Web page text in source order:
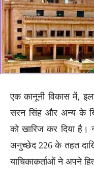
एक कानूनी विकास में,
सरन सिंह और अन्य के
को खारिज कर दिया है।
अनुच्छेद 226 के तहत
याचिकाकर्ताओं ने अपने